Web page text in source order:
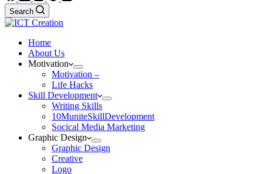
Search
Home
About Us
Motivation
Motivation –
Life Hacks
Skill Development
Writing Skills
10MuniteSkillDevelopment
Socical Media Marketing
Graphic Design
Graphic Design
Creative
Logo